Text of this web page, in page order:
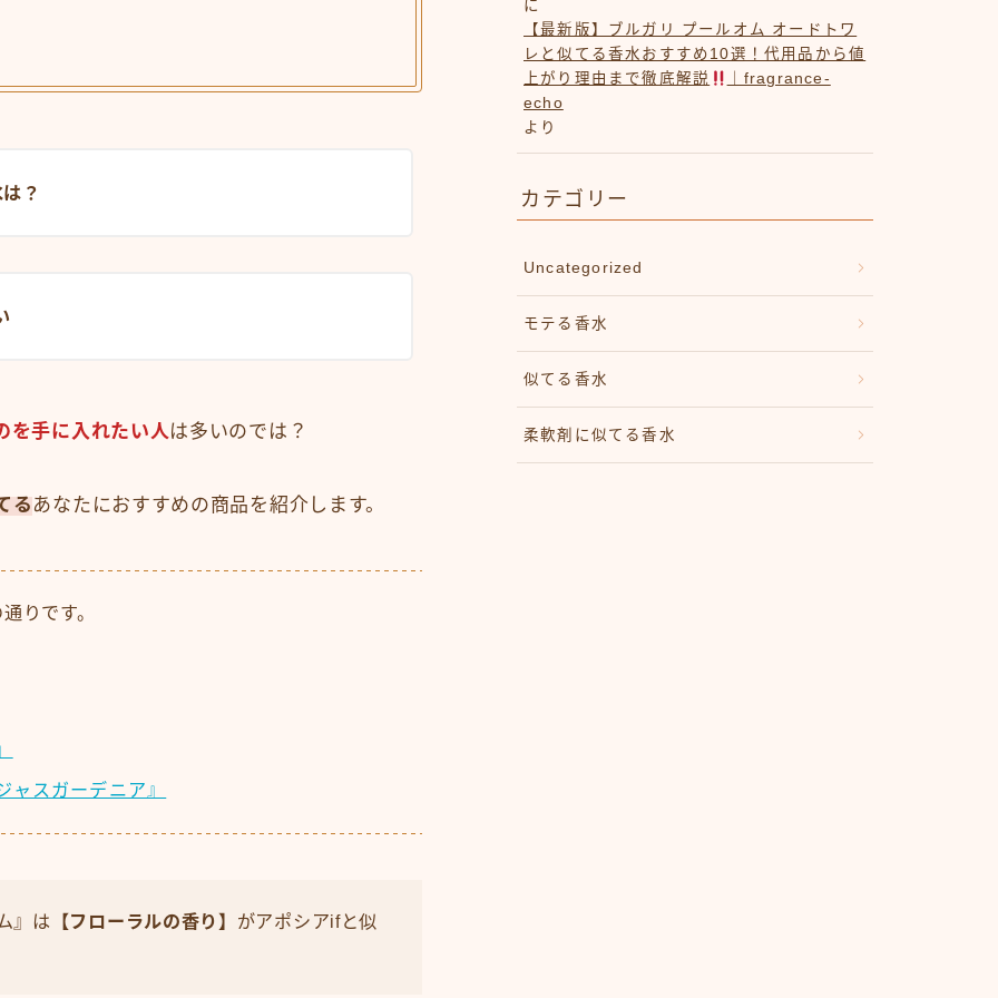
？
を手に入れたい人は多いのでは？
る あなたにおすすめの商品を紹介します。
りです。
ャスガーデニア』
』は 【フローラルの香り】 がアポシアifと似
に
【最新版】ブルガリ プールオム オードトワ
レと似てる香水おすすめ10選！代用品から値
上がり理由まで徹底解説
｜fragrance-
echo
より
カテゴリー
Uncategorized
モテる香水
似てる香水
柔軟剤に似てる香水